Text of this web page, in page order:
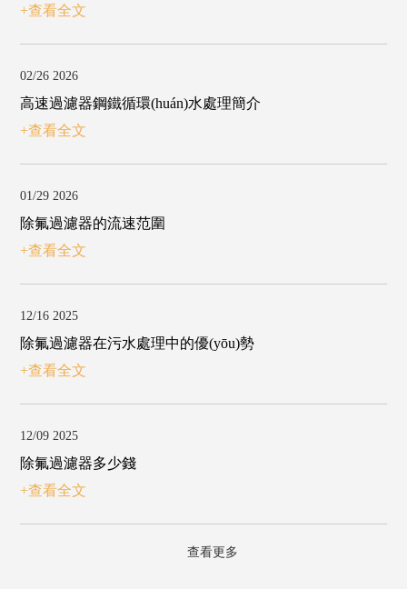
+查看全文
02/26 2026
高速過濾器鋼鐵循環(huán)水處理簡介
+查看全文
01/29 2026
除氟過濾器的流速范圍
+查看全文
12/16 2025
除氟過濾器在污水處理中的優(yōu)勢
+查看全文
12/09 2025
除氟過濾器多少錢
+查看全文
查看更多